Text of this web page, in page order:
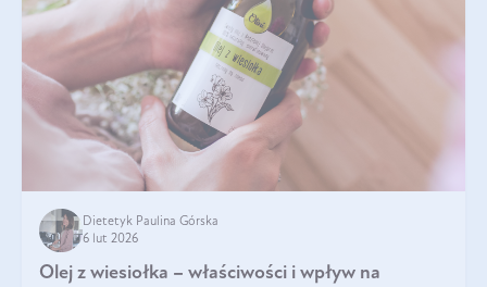
Dietetyk Paulina Górska
6 lut 2026
Olej z wiesiołka – właściwości i wpływ na